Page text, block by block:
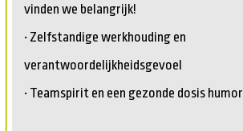
vinden we belangrijk!
• Zelfstandige werkhouding en
verantwoordelijkheidsgevoel
• Teamspirit en een gezonde dosis humor